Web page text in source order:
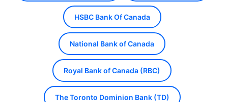
HSBC Bank Of Canada
National Bank of Canada
Royal Bank of Canada (RBC)
The Toronto Dominion Bank (TD)